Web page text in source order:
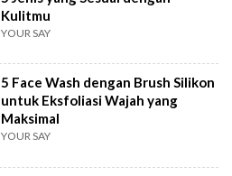
Kulitmu
YOUR SAY
5 Face Wash dengan Brush Silikon
untuk Eksfoliasi Wajah yang
Maksimal
YOUR SAY